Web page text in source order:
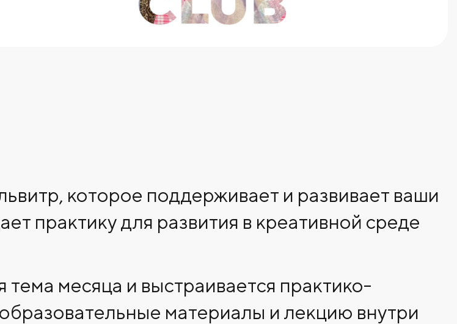
которое поддерживает и развивает ваши
практику для развития в креативной среде
месяца и выстраивается практико-
материалы и лекцию внутри